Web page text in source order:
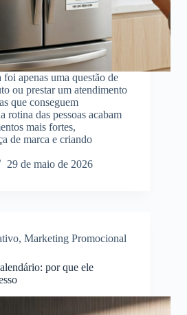
apenas uma questão de
ou prestar um atendimento
que conseguem
rotina das pessoas acabam
mais fortes,
de marca e criando
29 de maio de 2026
, Marketing Promocional
por que ele